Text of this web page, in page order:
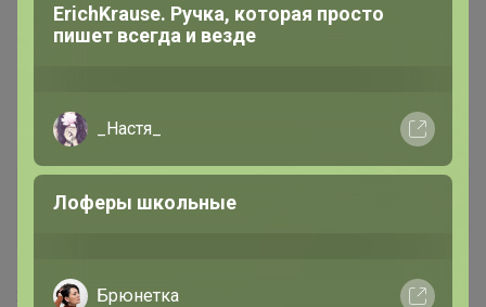
20 апреля, 2026 16:33
ErichKrause. Ручка, которая просто
пишет всегда и везде
_Настя_
Лоферы школьные
Брюнетка